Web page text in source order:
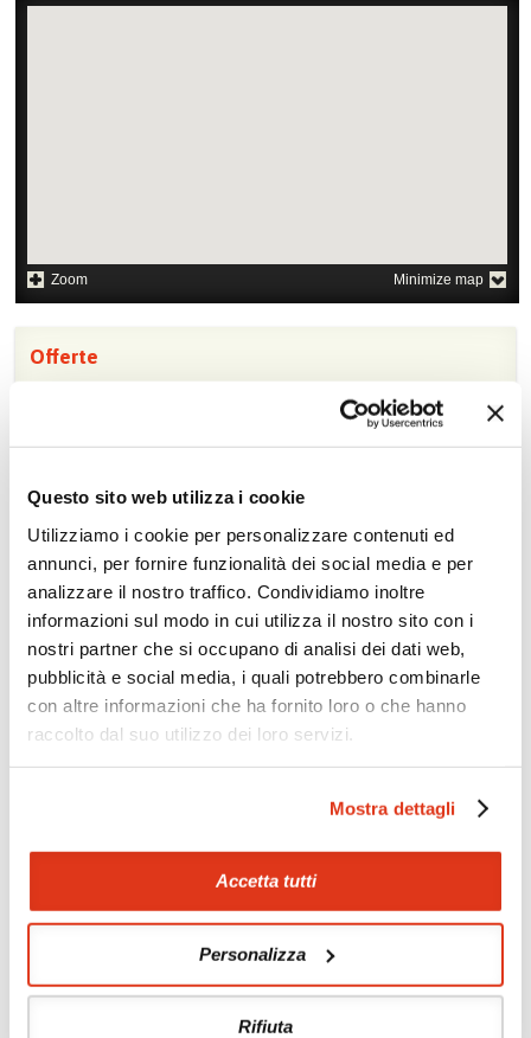
Questo sito web utilizza i cookie
Utilizziamo i cookie per personalizzare contenuti ed
annunci, per fornire funzionalità dei social media e per
analizzare il nostro traffico. Condividiamo inoltre
informazioni sul modo in cui utilizza il nostro sito con i
nostri partner che si occupano di analisi dei dati web,
pubblicità e social media, i quali potrebbero combinarle
con altre informazioni che ha fornito loro o che hanno
raccolto dal suo utilizzo dei loro servizi.
Mostra dettagli
Accetta tutti
Personalizza
Rifiuta
Zoom Minimize map
Offerte
Quotazioni di alcune proposte di viaggio, modificabili su
Da non perdere in Maldive
Soggiorno balneare
Snorkeling
Diving
Crociere in barca a vela
Pesca subacquea
Soggiorno mare combinato con il tour dell’isola diSri Lanka.